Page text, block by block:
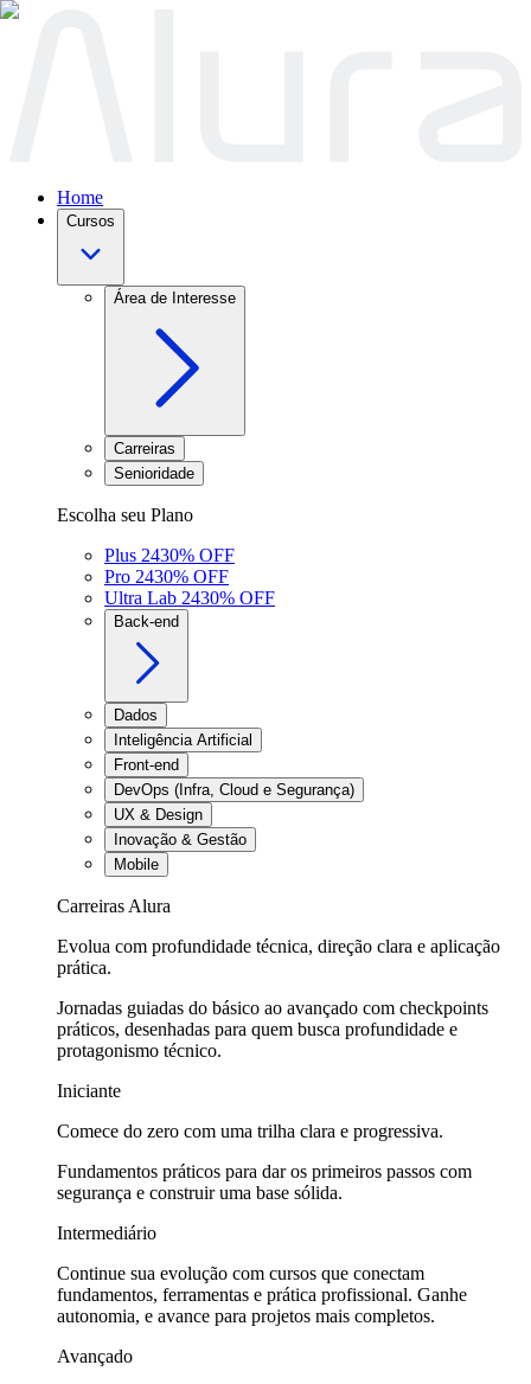
Home
Cursos
Área de Interesse
Carreiras
Senioridade
Escolha seu Plano
Plus 2430% OFF
Pro 2430% OFF
Ultra Lab 2430% OFF
Back-end
Dados
Inteligência Artificial
Front-end
DevOps (Infra, Cloud e Segurança)
UX & Design
Inovação & Gestão
Mobile
Carreiras Alura
Evolua com profundidade técnica, direção clara e aplicação
prática.
Jornadas guiadas do básico ao avançado com checkpoints
práticos, desenhadas para quem busca profundidade e
protagonismo técnico.
Iniciante
Comece do zero com uma trilha clara e progressiva.
Fundamentos práticos para dar os primeiros passos com
segurança e construir uma base sólida.
Intermediário
Continue sua evolução com cursos que conectam
fundamentos, ferramentas e prática profissional. Ganhe
autonomia, e avance para projetos mais completos.
Avançado